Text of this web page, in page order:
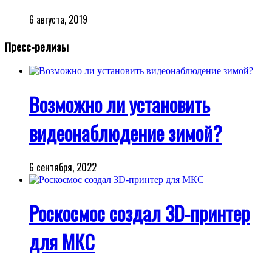
6 августа, 2019
Пресс-релизы
Возможно ли установить
видеонаблюдение зимой?
6 сентября, 2022
Роскосмос создал 3D-принтер
для МКС